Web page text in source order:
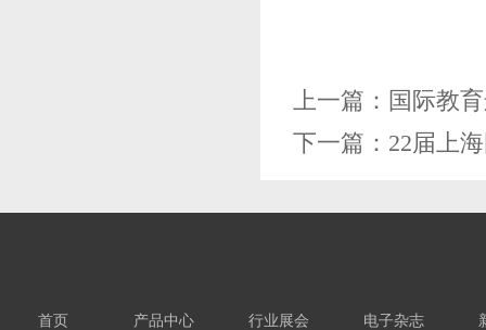
上一篇： 国际教
下一篇： 22届上
首页 产品中心 行业展会 电子杂志